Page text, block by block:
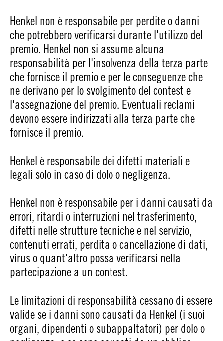
Henkel non è responsabile per perdite o danni
che potrebbero verificarsi durante l'utilizzo del
premio. Henkel non si assume alcuna
responsabilità per l'insolvenza della terza parte
che fornisce il premio e per le conseguenze che
ne derivano per lo svolgimento del contest e
l'assegnazione del premio. Eventuali reclami
devono essere indirizzati alla terza parte che
fornisce il premio.
Henkel è responsabile dei difetti materiali e
legali solo in caso di dolo o negligenza.
Henkel non è responsabile per i danni causati da
errori, ritardi o interruzioni nel trasferimento,
difetti nelle strutture tecniche e nel servizio,
contenuti errati, perdita o cancellazione di dati,
virus o quant'altro possa verificarsi nella
partecipazione a un contest.
Le limitazioni di responsabilità cessano di essere
valide se i danni sono causati da Henkel (i suoi
organi, dipendenti o subappaltatori) per dolo o